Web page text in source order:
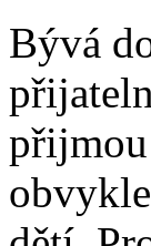
Bývá
přijmou